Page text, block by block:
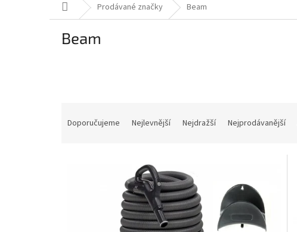
Domů Prodávané značky Beam
Beam
Doporučujeme Nejlevnější Nejdražší Nejprodávanější